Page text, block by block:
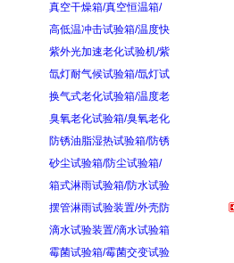
真空干燥箱/真空恒温箱/
高低温冲击试验箱/温度快
紫外光加速老化试验机/紫
氙灯耐气候试验箱/氙灯试
换气式老化试验箱/温度老
臭氧老化试验箱/臭氧老化
防锈油脂湿热试验箱/防锈
砂尘试验箱/防尘试验箱/
箱式淋雨试验箱/防水试验
摆管淋雨试验装置/外壳防
滴水试验装置/滴水试验箱
霉菌试验箱/霉菌交变试验